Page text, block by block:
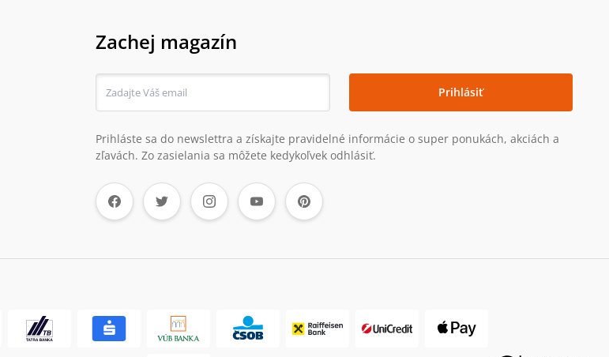
Zachej magazín
Prihlásiť
Prihláste sa do newslettra a získajte pravidelné informácie o super ponukách, akciách a
zľavách. Zo zasielania sa môžete kedykoľvek odhlásiť.